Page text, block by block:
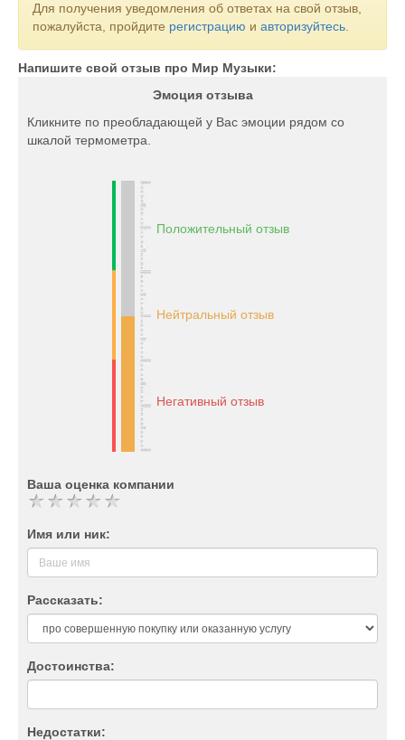
Для получения уведомления об ответах на свой отзыв,
пожалуйста, пройдите регистрацию и авторизуйтесь
Напишите свой отзыв про Мир Музыки:
Эмоция отзыва
Кликните по преобладающей у Вас эмоции рядом со
шкалой термометра.
Положительный отзыв
Нейтральный отзыв
Негативный отзыв
Ваша оценка компании
Имя или ник:
Рассказать:
Достоинства:
Недостатки: